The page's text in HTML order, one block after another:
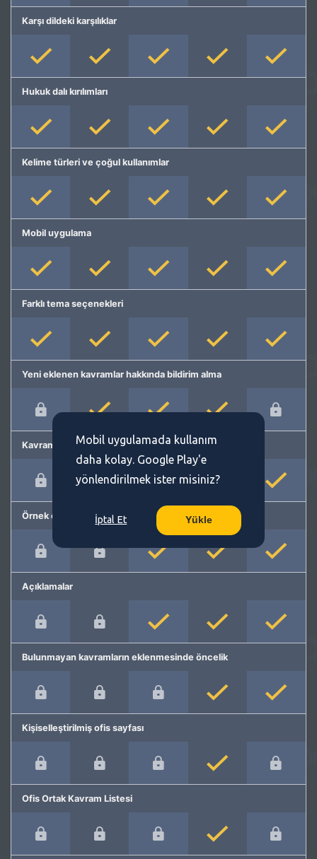
Karşı dildeki karşılıklar
Hukuk dalı kırılımları
Kelime türleri ve çoğul kullanımlar
Mobil uygulama
Farklı tema seçenekleri
Yeni eklenen kavramlar hakkında bildirim alma
Kavram önerme
Örnek cümleler
Açıklamalar
Bulunmayan kavramların eklenmesinde öncelik
Kişiselleştirilmiş ofis sayfası
Ofis Ortak Kavram Listesi
Mobil uygulamada kullanım
daha kolay. Google Play'e
yönlendirilmek ister misiniz?
İptal Et Yükle